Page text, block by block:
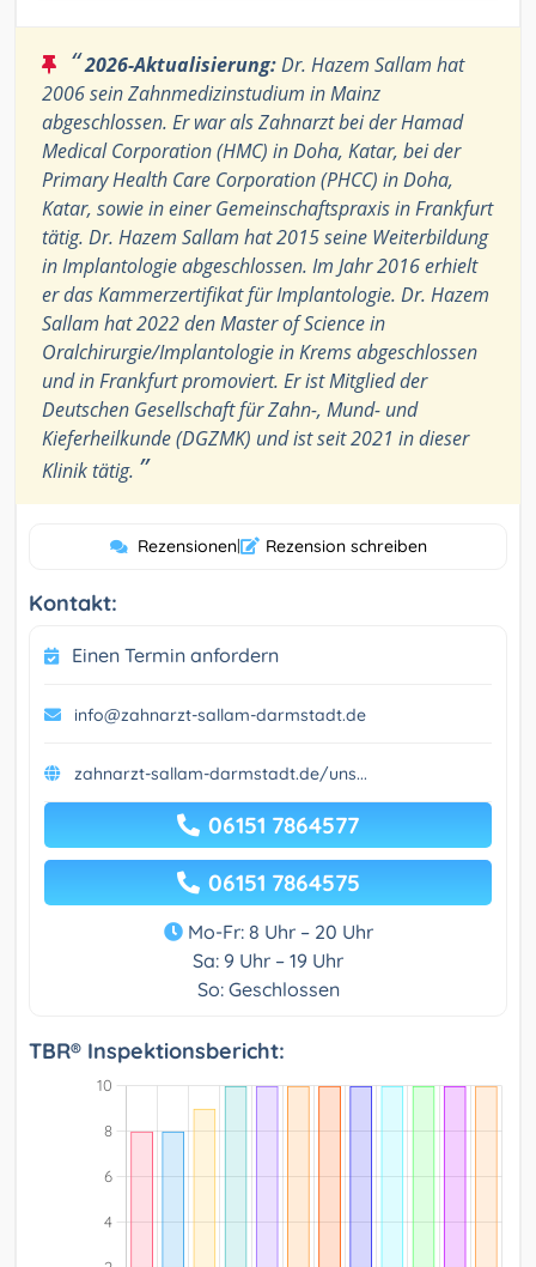
“2026-Aktualisierung:Dr. Hazem Sallam hat
2006 sein Zahnmedizinstudium in Mainz
abgeschlossen. Er war als Zahnarzt bei der Hamad
Medical Corporation (HMC) in Doha, Katar, bei der
Primary Health Care Corporation (PHCC) in Doha,
Katar, sowie in einer Gemeinschaftspraxis in Frankfurt
tätig. Dr. Hazem Sallam hat 2015 seine Weiterbildung
in Implantologie abgeschlossen. Im Jahr 2016 erhielt
er das Kammerzertifikat für Implantologie. Dr. Hazem
Sallam hat 2022 den Master of Science in
Oralchirurgie/Implantologie in Krems abgeschlossen
und in Frankfurt promoviert. Er ist Mitglied der
Deutschen Gesellschaft für Zahn-, Mund- und
Kieferheilkunde (DGZMK) und ist seit 2021 in dieser
Klinik tätig. ”
Rezensionen| Rezension schreiben
Kontakt:
Einen Termin anfordern
info@zahnarzt-sallam-darmstadt.de
zahnarzt-sallam-darmstadt.de/uns...
06151 7864577
06151 7864575
Mo-Fr: 8 Uhr – 20 Uhr
Sa: 9 Uhr – 19 Uhr
So: Geschlossen
TBR® Inspektionsbericht: